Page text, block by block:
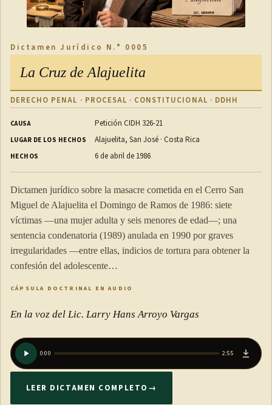
Dictamen Jurídico N.° 0005
La Cruz de Alajuelita
DERECHO PENAL · PROCESAL · CONSTITUCIONAL · DDHH
CAUSA Petición CIDH 326-21
LUGAR DE LOS HECHOS Alajuelita, San José · Costa Rica
HECHOS 6 de abril de 1986
Dictamen jurídico sobre la masacre cometida en el Cerro San
Miguel de Alajuelita el Domingo de Ramos de 1986: siete
víctimas —una mujer adulta y seis menores de edad—; una
sentencia condenatoria (1989) anulada en 1990 por graves
irregularidades —entre ellas, indicios de tortura para obtener la
confesión del adolescente…
CÁPSULA DOCTRINAL EN AUDIO
En la voz del Lic. Larry Hans Arroyo Vargas
0:00 2:55
LEER DICTAMEN COMPLETO →